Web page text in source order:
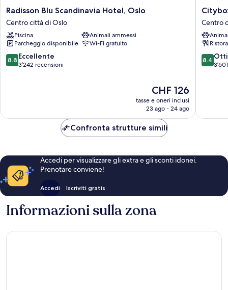
Radisson
Blu
Scandinavia
Hotel,
Oslo
Centro
città
Radisson Blu Scandinavia Hotel, Oslo
Centro città di Oslo
Piscina
Animali ammessi
Parcheggio disponibile
Wi-Fi gratuito
8.8
su
8.8 Eccellente
3’242 recensioni
Il
prezzo
attuale
CHF 126
CHF 126
tasse e oneri inclusi
23 ago - 24 ago
Citybox
Oslo
Centro
città
di
Oslo
Centro
8.4
su
8.4
Confronta strutture simili
Accedi per visualizzare gli extra e gli sconti idonei.
Prenotare conviene!
Accedi Iscriviti gratis
Informazioni sulla zona